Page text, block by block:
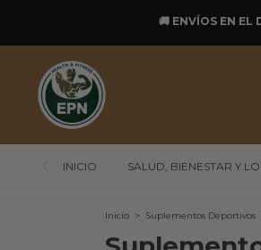
🚚 ENVÍOS EN EL
INICIO SALUD, BIENESTAR Y
Inicio > Suplementos Deportivos